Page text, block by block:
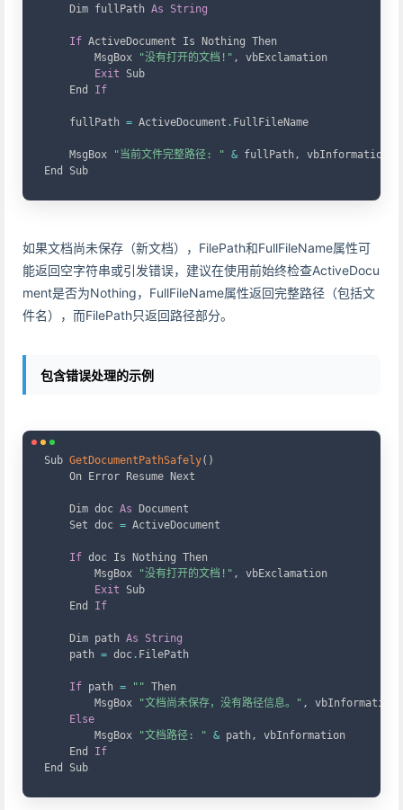
    Dim fullPath
As String
If ActiveDocument Is Nothing Then
        MsgBox
"没有打开的文档!" ,
vbExclamation
Exit Sub
    End
If
    fullPath
= ActiveDocument . FullFileName
    MsgBox
"当前文件完整路径: " & fullPath,
vbInformation
End Sub
如果文档尚未保存（新文档），FilePath和FullFileName属性可
能返回空字符串或引发错误，建议在使用前始终检查ActiveDocu
ment是否为Nothing，FullFileName属性返回完整路径（包括文
件名），而FilePath只返回路径部分。
包含错误处理的示例
Sub GetDocumentPathSafely( )
    On Error Resume Next
    Dim doc
As Document
    Set doc
= ActiveDocument
If doc Is Nothing Then
        MsgBox
"没有打开的文档!" ,
vbExclamation
Exit Sub
    End
If
    Dim path
As
String
    path
= doc . FilePath
If path = "" Then
        MsgBox
"文档尚未保存，没有路径信息。" ,
vbInformation
Else
        MsgBox
"文档路径: " & path,
vbInformation
    End
If
End Sub